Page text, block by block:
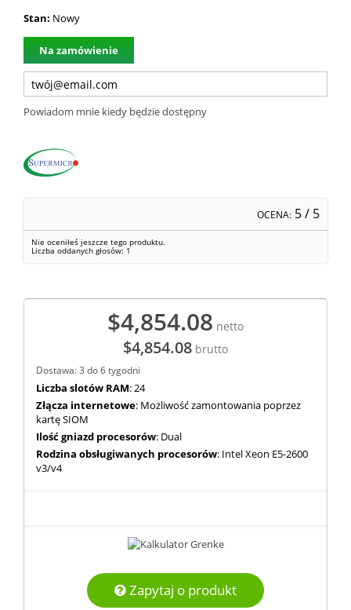
Stan: Nowy
Na zamówienie
Powiadom mnie kiedy będzie dostępny
OCENA: 5/ 5
Nie oceniłeś jeszcze tego produktu.
Liczba oddanych głosów: 1
$4,854.08 netto
$4,854.08 brutto
Dostawa: 3 do 6 tygodni
Liczba slotów RAM: 24
Złącza internetowe: Możliwość zamontowania poprzez
kartę SIOM
Ilość gniazd procesorów: Dual
Rodzina obsługiwanych procesorów: Intel Xeon E5-2600
v3/v4
Zapytaj o produkt